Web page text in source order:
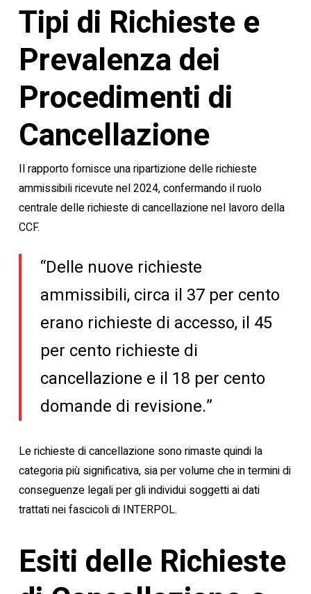
Tipi di Richieste e
Prevalenza dei
Procedimenti di
Cancellazione
Il rapporto fornisce una ripartizione delle richieste
ammissibili ricevute nel 2024, confermando il ruolo
centrale delle richieste di cancellazione nel lavoro della
CCF.
“Delle nuove richieste
ammissibili, circa il 37 per cento
erano richieste di accesso, il 45
per cento richieste di
cancellazione e il 18 per cento
domande di revisione.”
Le richieste di cancellazione sono rimaste quindi la
categoria più significativa, sia per volume che in termini di
conseguenze legali per gli individui soggetti ai dati
trattati nei fascicoli di INTERPOL.
Esiti delle Richieste